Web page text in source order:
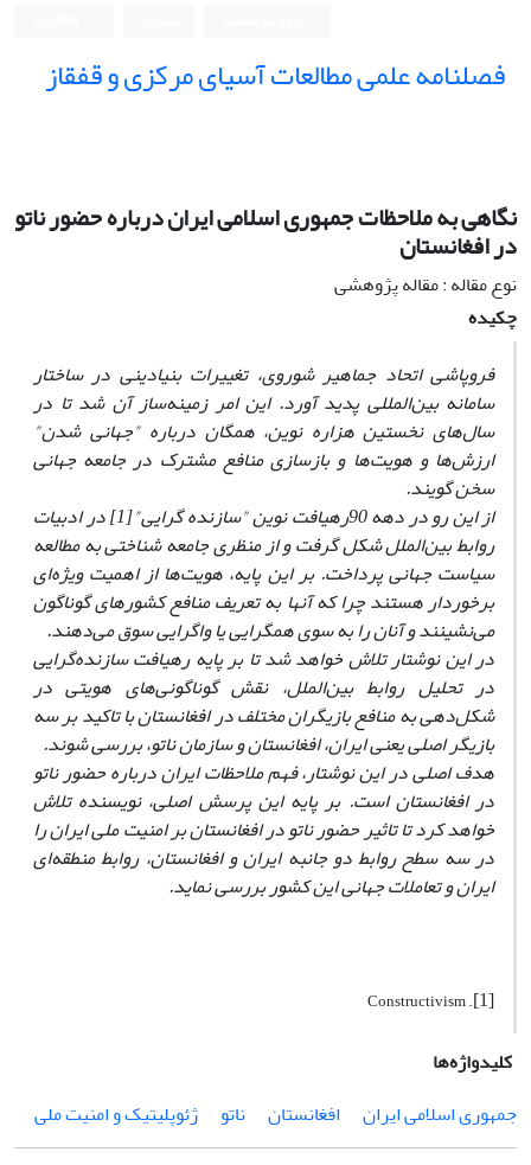
فصلنامه علمی مطالعات آسیای مرکزی و قفقاز
نگاهی به ملاحظات جمهوری اسلامی ایران درباره حضور ناتو
در افغانستان
نوع مقاله : مقاله پژوهشی
چکیده
فروپاشی اتحاد جماهیر شوروی، تغییرات بنیادینی در ساختار
سامانه بین‌المللی پدید آورد. این امر زمینه‌ساز آن شد تا در
سال‌های نخستین هزاره نوین، همگان درباره "جهانی شدن"
ارزش‌ها و هویت‌ها و بازسازی منافع مشترک در جامعه جهانی
سخن گویند.
از این رو در دهه 90رهیافت نوین "سازنده گرایی"[1] در ادبیات
روابط بین‌الملل شکل گرفت و از منظری جامعه شناختی به مطالعه
سیاست جهانی پرداخت. بر این پایه، هویت‌ها از اهمیت ویژه‌ای
برخوردار هستند چرا که آنها به تعریف منافع کشورهای گوناگون
می‌نشینند و آنان را به سوی همگرایی یا واگرایی سوق می‌دهند.
در این نوشتار تلاش خواهد شد تا بر پایه رهیافت سازنده‌گرایی
در تحلیل روابط بین‌الملل، نقش گوناگونی‌های هویتی در
شکل‌دهی به منافع بازیگران مختلف در افغانستان با تاکید بر سه
بازیگر اصلی یعنی ایران، افغانستان و سازمان ناتو، بررسی شوند.
هدف اصلی در این نوشتار، فهم ملاحظات ایران درباره حضور ناتو
در افغانستان است. بر پایه این پرسش اصلی، نویسنده تلاش
خواهد کرد تا تاثیر حضور ناتو در افغانستان بر امنیت ملی ایران را
در سه سطح روابط دو جانبه ایران و افغانستان، روابط منطقه‌ای
ایران و تعاملات جهانی این کشور بررسی نماید.
[1]
. Constructivism
کلیدواژه‌ها
جمهوری اسلامی ایران
افغانستان ناتو ژئوپلیتیک و امنیت ملی